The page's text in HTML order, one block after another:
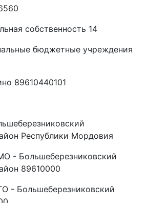
собственность 14
бюджетные учреждения
89610440101
Республики Мордовия
- Большеберезниковский
89610000
- Большеберезниковский